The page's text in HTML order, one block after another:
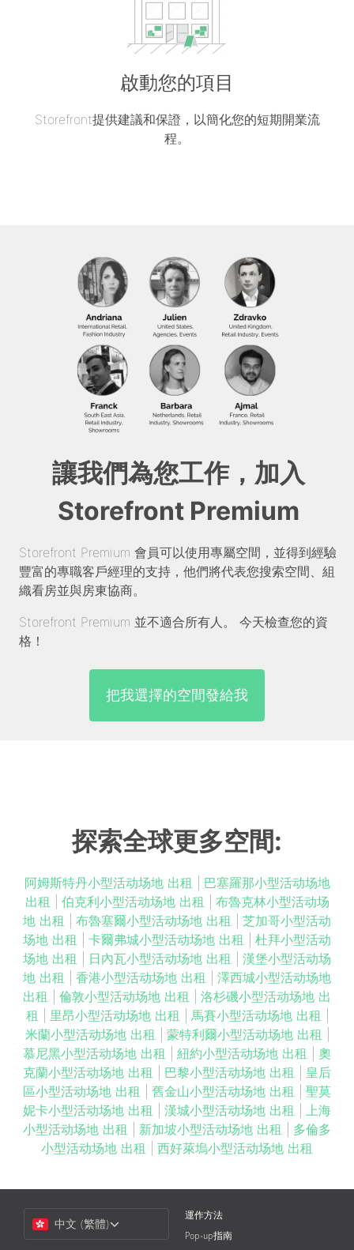
啟動您的項目
Storefront提供建議和保證，以簡化您的短期開業流
程。
讓我們為您工作，加入
Storefront Premium
Storefront Premium 會員可以使用專屬空間，並得到經驗
豐富的專職客戶經理的支持，他們將代表您搜索空間、組
織看房並與房東協商。
Storefront Premium 並不適合所有人。 今天檢查您的資
格！
把我選擇的空間發給我
探索全球更多空間:
阿姆斯特丹小型活动场地 出租
巴塞羅那小型活动场地
出租
伯克利小型活动场地 出租
布魯克林小型活动场
地 出租
布魯塞爾小型活动场地 出租
芝加哥小型活动
场地 出租
卡爾弗城小型活动场地 出租
杜拜小型活动
场地 出租
日內瓦小型活动场地 出租
漢堡小型活动场
地 出租
香港小型活动场地 出租
澤西城小型活动场地
出租
倫敦小型活动场地 出租
洛杉磯小型活动场地 出
租
里昂小型活动场地 出租 馬賽小型活动场地 出租
米蘭小型活动场地 出租
蒙特利爾小型活动场地 出租
慕尼黑小型活动场地 出租
紐約小型活动场地 出租
奧
克蘭小型活动场地 出租
巴黎小型活动场地 出租
皇后
區小型活动场地 出租
舊金山小型活动场地 出租
聖莫
妮卡小型活动场地 出租
漢城小型活动场地 出租
上海
小型活动场地 出租
新加坡小型活动场地 出租
多倫多
小型活动场地 出租
西好萊塢小型活动场地 出租
Language
中文 (繁體)
運作方法
Pop-up指南